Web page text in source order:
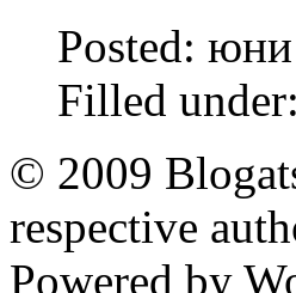
Posted:
Filled under:
© 2009
respective
Powered by